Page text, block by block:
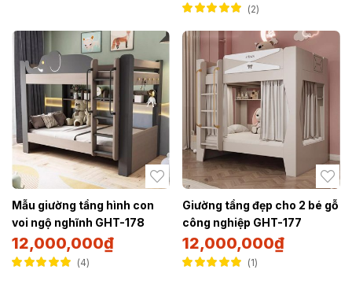
5.005 sao
2
Mẫu giường tầng hình con
voi ngộ nghĩnh GHT-178
12,000,000₫
4
Giường tầng đẹp cho 2 bé gỗ
công nghiệp GHT-177
12,000,000₫
1